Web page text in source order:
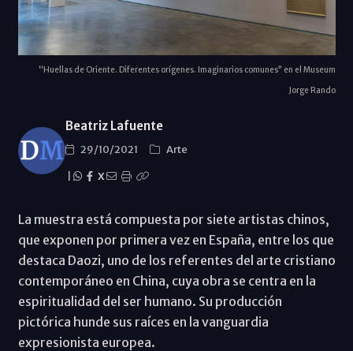
“Huellas de Oriente. Diferentes orígenes. Imaginarios comunes” en el Museum
Jorge Rando
Beatriz Lafuente
29/10/2021
Arte
X
La muestra está compuesta por siete artistas chinos,
que exponen por primera vez en España, entre los que
destaca Daozi, uno de los referentes del arte cristiano
contemporáneo en China, cuya obra se centra en la
espiritualidad del ser humano. Su producción
pictórica hunde sus raíces en la vanguardia
expresionista europea.